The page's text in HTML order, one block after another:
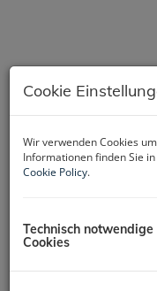
HIGHLIGHTS:
Cookie
Wir verwenden Cookies
Informationen finden Sie
Cookie Policy.
Technisch notwendige
Cookies